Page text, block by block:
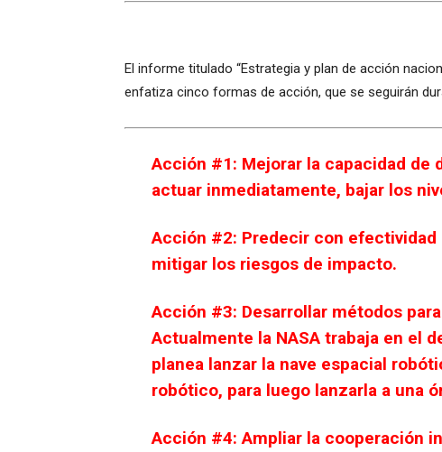
El informe titulado “Estrategia y plan de acción
enfatiza cinco formas de acción, que se seguirán
Acción #1: Mejorar la capacidad
actuar inmediatamente, bajar los
Acción #2: Predecir con
mitigar los riesgos de impacto.
Acción #3: Desarrollar métodos
Actualmente la NASA trabaja en el
planea lanzar la nave espacial
robótico, para luego lanzarla a una
Acción #4: Ampliar la cooperación